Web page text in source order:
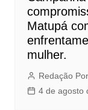
Matupá
mulher.
Redação
4 de agosto